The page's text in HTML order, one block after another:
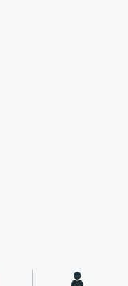
ーズの今と未来